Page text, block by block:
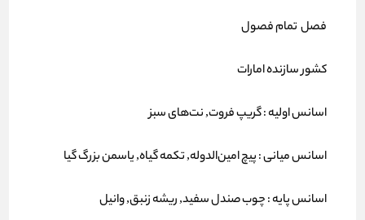
فصل تمام فصول
کشور سازنده امارات
اسانس اولیه : گریپ فروت, نت‌های سبز
اسانس میانی : پیچ امین‌الدوله, تکمه گیاه, یاسمن بزرگ گیا
اسانس پایه : چوب صندل سفید, ریشه زنبق, وانیل